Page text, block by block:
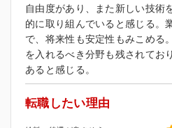
自由度があり、また新しい技術
的に取り組んでいると感じる。
で、将来性も安定性もみこめる
を入れるべき分野も残されてお
あると感じる。
転職したい理由